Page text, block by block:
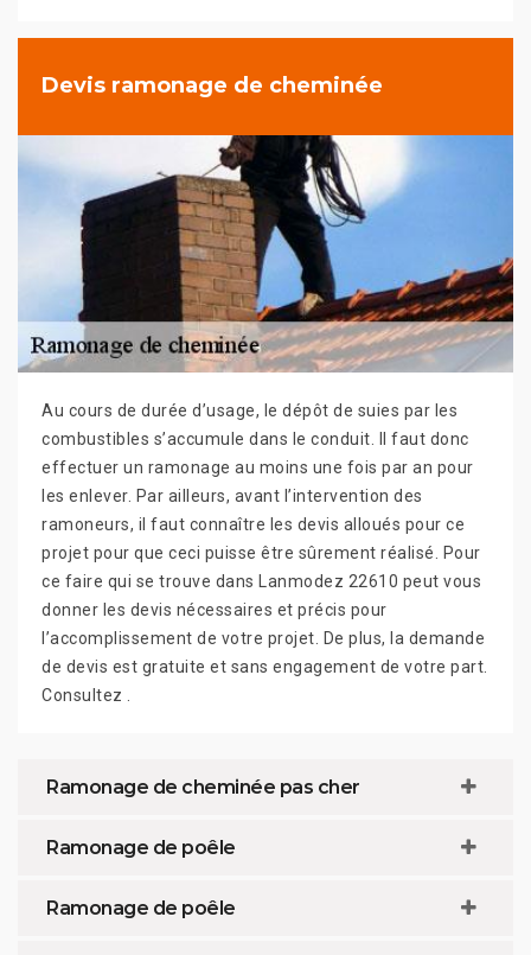
Devis ramonage de cheminée
Au cours de durée d’usage, le dépôt de suies par les
combustibles s’accumule dans le conduit. Il faut donc
effectuer un ramonage au moins une fois par an pour
les enlever. Par ailleurs, avant l’intervention des
ramoneurs, il faut connaître les devis alloués pour ce
projet pour que ceci puisse être sûrement réalisé. Pour
ce faire qui se trouve dans Lanmodez 22610 peut vous
donner les devis nécessaires et précis pour
l’accomplissement de votre projet. De plus, la demande
de devis est gratuite et sans engagement de votre part.
Consultez .
Ramonage de cheminée pas cher
Ramonage de poêle
Ramonage de poêle